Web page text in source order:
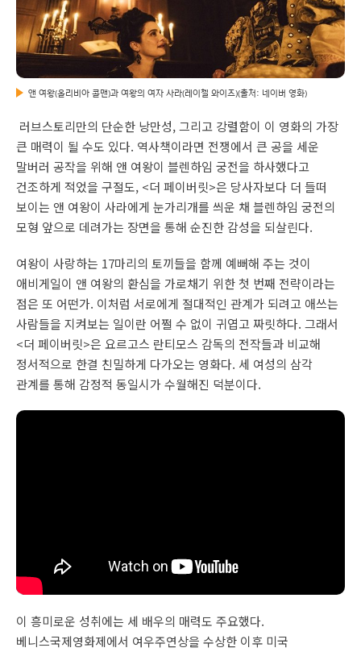
앤 여왕(올리비아 콜맨)과 여왕의 여자 사라(레이첼 와이즈)(출처: 네이버 영화)
러브스토리만의 단순한 낭만성, 그리고 강렬함이 이 영화의 가장
큰 매력이 될 수도 있다. 역사책이라면 전쟁에서 큰 공을 세운
말버러 공작을 위해 앤 여왕이 블렌하임 궁전을 하사했다고
건조하게 적었을 구절도, <더 페이버릿>은 당사자보다 더 들떠
보이는 앤 여왕이 사라에게 눈가리개를 씌운 채 블렌하임 궁전의
모형 앞으로 데려가는 장면을 통해 순진한 감성을 되살린다.
여왕이 사랑하는 17마리의 토끼들을 함께 예뻐해 주는 것이
애비게일이 앤 여왕의 환심을 가로채기 위한 첫 번째 전략이라는
점은 또 어떤가. 이처럼 서로에게 절대적인 관계가 되려고 애쓰는
사람들을 지켜보는 일이란 어쩔 수 없이 귀엽고 짜릿하다. 그래서
<더 페이버릿>은 요르고스 란티모스 감독의 전작들과 비교해
정서적으로 한결 친밀하게 다가오는 영화다. 세 여성의 삼각
관계를 통해 감정적 동일시가 수월해진 덕분이다.
이 흥미로운 성취에는 세 배우의 매력도 주요했다.
베니스국제영화제에서 여우주연상을 수상한 이후 미국